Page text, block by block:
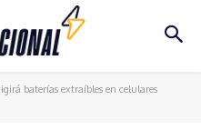
baterías extraíbles en celulares